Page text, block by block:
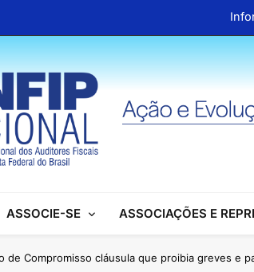
Nacional recebe visita da superintendente
Preparativos para o XIX Encontro
Almoço em homenagem ao Dia
Preparativos para o XIX Encontro
Almoço em homenagem ao Dia
ASSOCIE-SE ASSOCIAÇÕES E
de Compromisso cláusula que proibia greves e